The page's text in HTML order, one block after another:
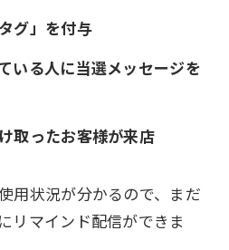
グ」を付与
いる人に当選メッセージを
取ったお客様が来店
用状況が分かるので、まだ
リマインド配信ができま